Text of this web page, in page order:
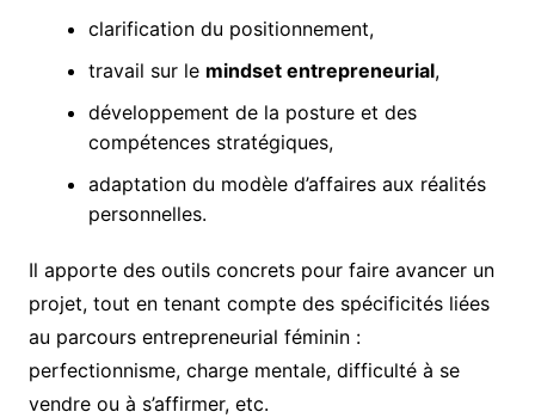
clarification du positionnement,
travail sur le mindset entrepreneurial,
développement de la posture et des
compétences stratégiques,
adaptation du modèle d’affaires aux réalités
personnelles.
Il apporte des outils concrets pour faire avancer un
projet, tout en tenant compte des spécificités liées
au parcours entrepreneurial féminin :
perfectionnisme, charge mentale, difficulté à se
vendre ou à s’affirmer, etc.